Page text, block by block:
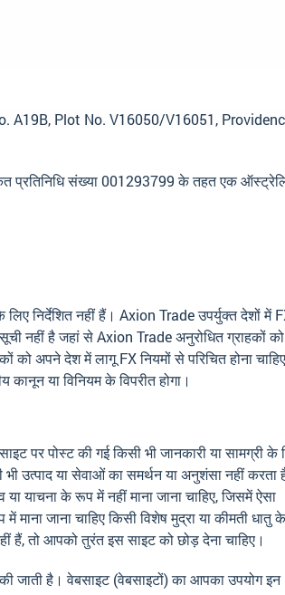
A19B, Plot No. V16050/V16051,
संख्या 001293799 के तहत एक
निर्देशित नहीं हैं। Axion Trade उपर्युक्त देशों में
नहीं है जहां से Axion Trade अनुरोधित ग्राहकों को
अपने देश में लागू FX नियमों से परिचित होना
या विनियम के विपरीत होगा।
पर पोस्ट की गई किसी भी जानकारी या सामग्री के
उत्पाद या सेवाओं का समर्थन या अनुशंसा नहीं करता
याचना के रूप में नहीं माना जाना चाहिए, जिसमें ऐसा
जाना चाहिए किसी विशेष मुद्रा या कीमती धातु के
हैं, तो आपको तुरंत इस साइट को छोड़ देना चाहिए।
जाती है। वेबसाइट (वेबसाइटों) का आपका उपयोग इन